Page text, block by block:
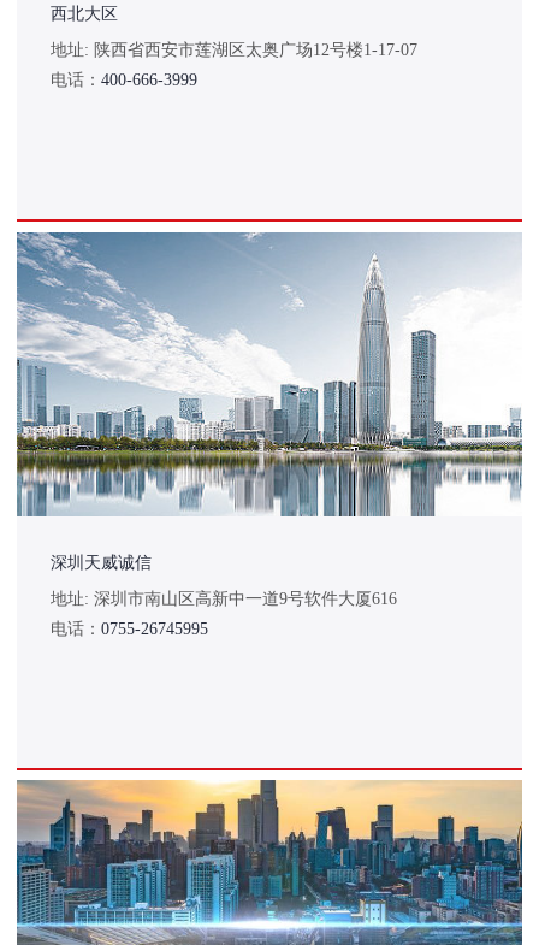
西北大区
地址: 陕西省西安市莲湖区太奥广场12号楼1-17-07
电话： 400-666-3999
深圳天威诚信
地址: 深圳市南山区高新中一道9号软件大厦616
电话： 0755-26745995